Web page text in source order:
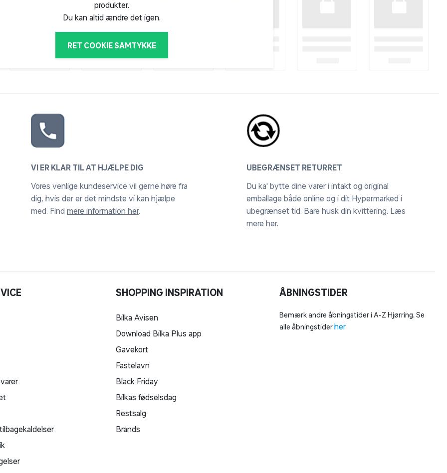
produkter.
Du kan altid ændre det igen.
RET COOKIE SAMTYKKE
VI ER KLAR TIL AT HJÆLPE DIG
Vores venlige kundeservice vil gerne høre fra
dig, hvis der er det mindste vi kan hjælpe
med. Find mere information her.
UBEGRÆNSET RETURRET
Du ka' bytte dine varer i intakt og original
emballage både online og i dit Hypermarked i
ubegrænset tid. Bare husk din kvittering. Læs
mere her.
SHOPPING INSPIRATION
Bilka Avisen
Download Bilka Plus app
Gavekort
Fastelavn
Black Friday
Bilkas fødselsdag
Restsalg
Brands
ÅBNINGSTIDER
Bemærk andre åbningstider i A-Z Hjørring. Se
alle åbningstiderher